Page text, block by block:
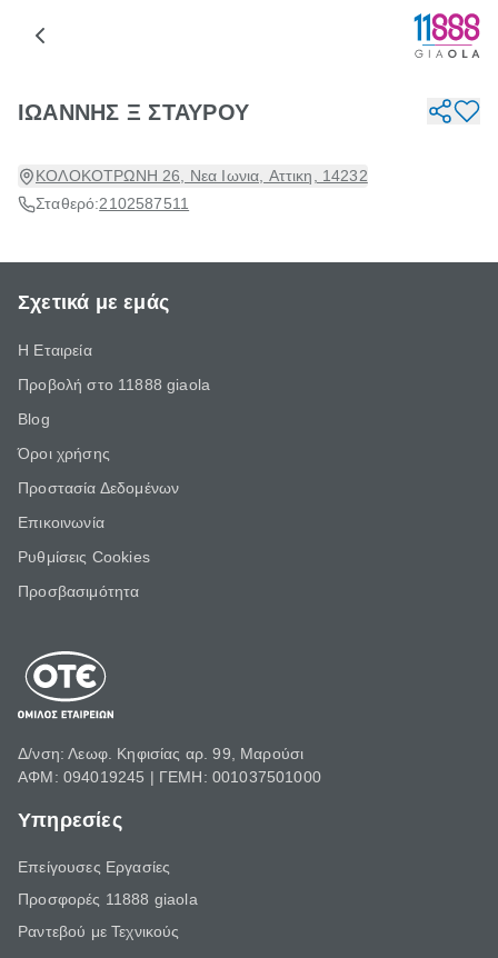
ΙΩΑΝΝΗΣ Ξ ΣΤΑΥΡΟΥ
ΚΟΛΟΚΟΤΡΩΝΗ 26, Νεα Ιωνια, Αττικη, 14232
Σταθερό:2102587511
Σχετικά με εμάς
Η Εταιρεία
Προβολή στο 11888 giaola
Blog
Όροι χρήσης
Προστασία Δεδομένων
Επικοινωνία
Ρυθμίσεις Cookies
Προσβασιμότητα
Δ/νση: Λεωφ. Κηφισίας αρ. 99, Μαρούσι
ΑΦΜ: 094019245 | ΓΕΜΗ: 001037501000
Υπηρεσίες
Επείγουσες Εργασίες
Προσφορές 11888 giaola
Ραντεβού με Τεχνικούς